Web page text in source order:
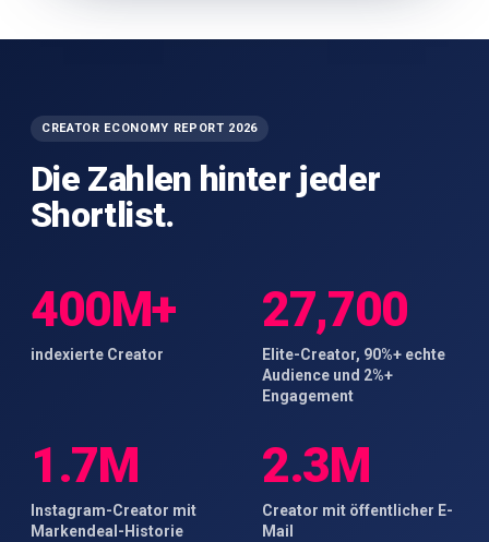
CREATOR ECONOMY REPORT 2026
Die Zahlen hinter jeder
Shortlist.
400M+
indexierte Creator
27,700
Elite-Creator, 90%+ echte
Audience und 2%+
Engagement
1.7M
Instagram-Creator mit
Markendeal-Historie
2.3M
Creator mit öffentlicher E-
Mail